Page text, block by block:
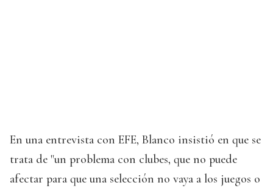
En una entrevista con EFE, Blanco insistió en que se
trata de "un problema con clubes, que no puede
afectar para que una selección no vaya a los juegos o